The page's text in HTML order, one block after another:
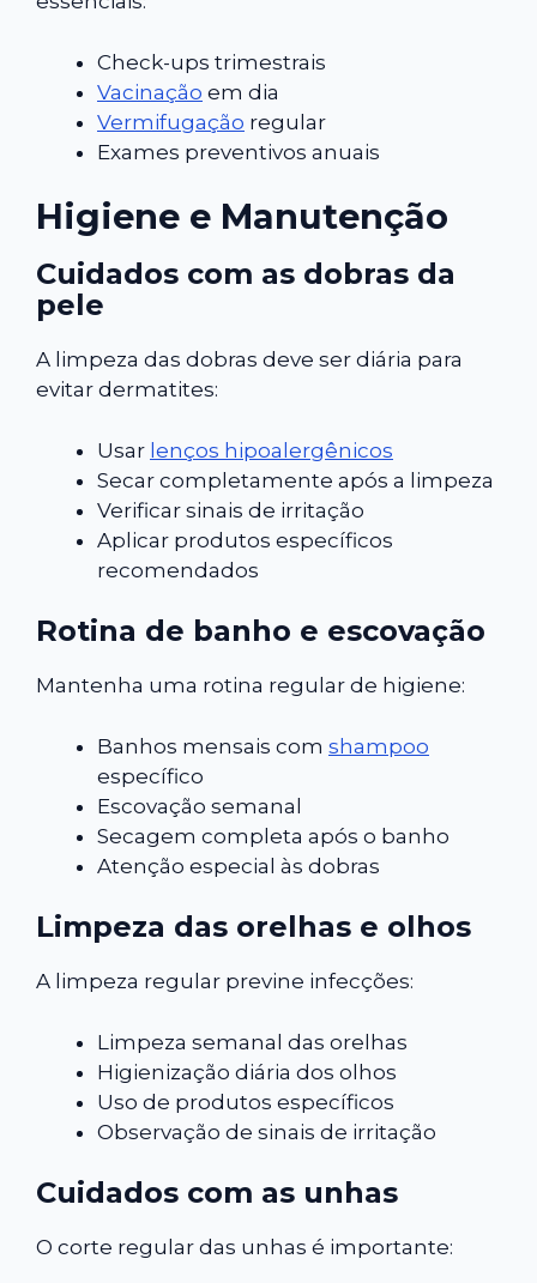
Check-ups trimestrais
Vacinação em dia
Vermifugação regular
Exames preventivos anuais
Higiene e Manutenção
Cuidados com as dobras da
pele
A limpeza das dobras deve ser diária para
evitar dermatites:
Usar lenços hipoalergênicos
Secar completamente após a limpeza
Verificar sinais de irritação
Aplicar produtos específicos
recomendados
Rotina de banho e escovação
Mantenha uma rotina regular de higiene:
Banhos mensais com shampoo
específico
Escovação semanal
Secagem completa após o banho
Atenção especial às dobras
Limpeza das orelhas e olhos
A limpeza regular previne infecções:
Limpeza semanal das orelhas
Higienização diária dos olhos
Uso de produtos específicos
Observação de sinais de irritação
Cuidados com as unhas
O corte regular das unhas é importante: